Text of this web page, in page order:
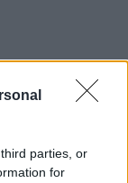
parties, or
for